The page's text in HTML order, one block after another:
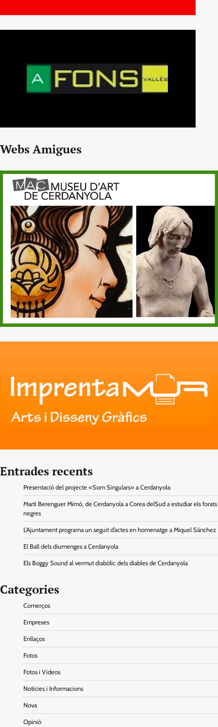
Webs Amigues
Entrades recents
Presentació del projecte «Som Singulars» a Cerdanyola
Martí Berenguer Mimó, de Cerdanyola a Corea delSud a estudiar els forats
negres
L’Ajuntament programa un seguit d’actes en homenatge a Miquel Sánchez
El Ball dels diumenges a Cerdanyola
Els Boggy Sound al vermut diabòlic dels diables de Cerdanyola
Categories
Comerços
Empreses
Enllaços
Fotos
Fotos i Videos
Notícies i Informacions
Nova
Opinió